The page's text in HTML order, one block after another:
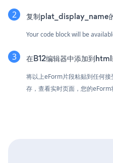
复制plat_display_name
Your code block will be
在B12编辑器中添加到
将以上eForm片段粘贴到任何
存，查看实时页面，您的eForm